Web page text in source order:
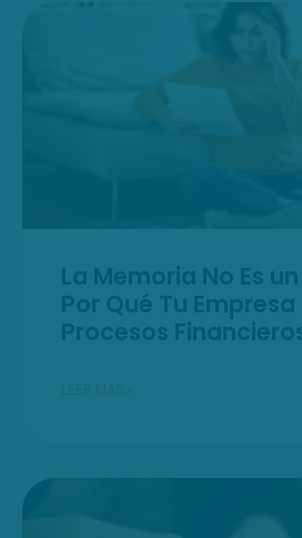
La Memoria No Es
Por Qué Tu
Procesos